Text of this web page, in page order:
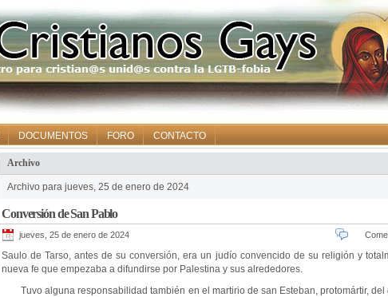
DOCUMENTOS FORO CONTACTO
Archivo
Archivo para jueves, 25 de enero de 2024
Conversión de San Pablo
jueves, 25 de enero de 2024
Saulo de Tarso, antes de su conversión, era un judío convencido de su religión y
nueva fe que empezaba a difundirse por Palestina y sus alrededores.
Tuvo alguna responsabilidad también en el martirio de san Esteban, protomártir, del